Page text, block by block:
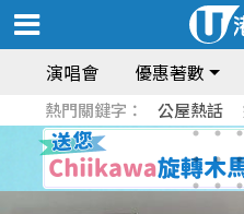
演唱會 優惠著數
熱門關鍵字： 公屋熱話